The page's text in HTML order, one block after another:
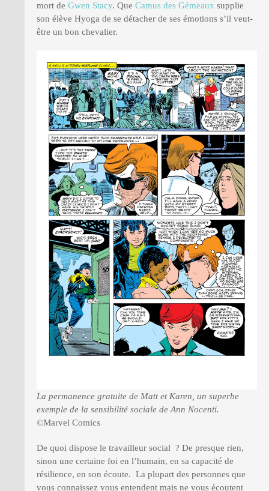
mort de Gwen Stacy. Que Camus des Gémeaux supplie
son élève Hyoga de se détacher de ses émotions s’il veut-
être un bon chevalier.
La permanence gratuite de Matt et Karen, un superbe
exemple de la sensibilité sociale de Ann Nocenti.
©Marvel Comics
De quoi dispose le travailleur social ? De presque rien,
sinon une certaine foi en l’humain, en sa capacité de
résilience, en son écoute. La plupart des personnes que
vous connaissez vous entendent mais ne vous écoutent